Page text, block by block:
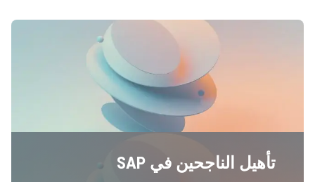
تأهيل الناجحين في SAP